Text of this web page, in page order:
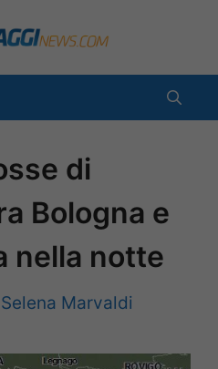
di
Bologna e
nella notte
Selena Marvaldi